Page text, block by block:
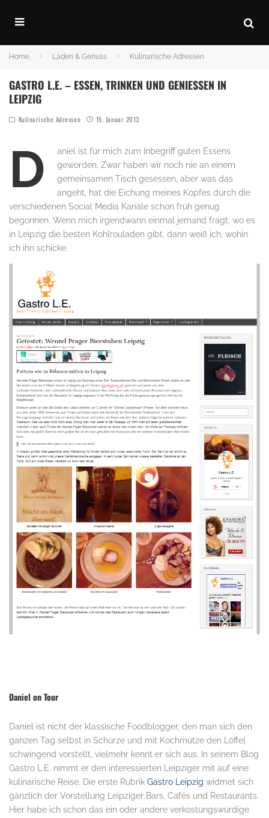
Home Läden & Genuss Kulinarische Adressen
GASTRO L.E. – ESSEN, TRINKEN UND GENIESSEN IN L
EIPZIG
Kulinarische Adressen 15. Januar 2013
D
aniel ist für mich zum Inbegriff guten Essens
geworden. Zwar haben wir noch nie an einem
gemeinsamen Tisch gesessen, aber was das
angeht, hat die Eichung meines Kopfes durch die
verschiedenen Social Media Kanäle schon früh genug
begonnen. Wenn mich irgendwann einmal jemand fragt, wo es
in Leipzig die besten Kohlrouladen gibt, dann weiß ich, wohin
ich ihn schicke.
Daniel on Tour
Daniel ist nicht der klassische Foodblogger, den man sich den
ganzen Tag selbst in Schürze und mit Kochmütze den Löffel
schwingend vorstellt, vielmehr kennt er sich aus. In seinem Blog
Gastro L.E. nimmt er den interessierten Leipziger mit auf eine
kulinarische Reise. Die erste Rubrik Gastro Leipzig widmet sich
gänzlich der Vorstellung Leipziger Bars, Cafés und Restaurants.
Hier habe ich schon das ein oder andere verkostungswürdige